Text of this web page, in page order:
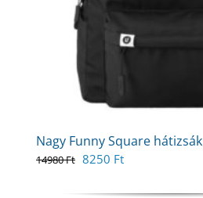
Nagy Funny Square hátizsák
14980Ft Original
was:
8250 FtCurrent
is: